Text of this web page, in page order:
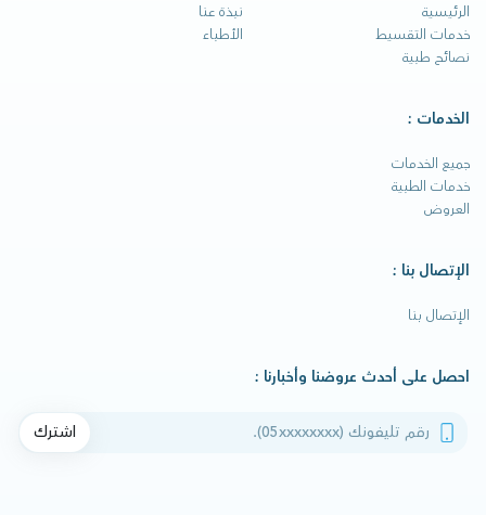
الرئيسية
نبذة عنا
خدمات التقسيط
الأطباء
نصائح طبية
الخدمات :
جميع الخدمات
خدمات الطبية
العروض
الإتصال بنا :
الإتصال بنا
احصل على أحدث عروضنا وأخبارنا :
رقم تليفونك
اشترك